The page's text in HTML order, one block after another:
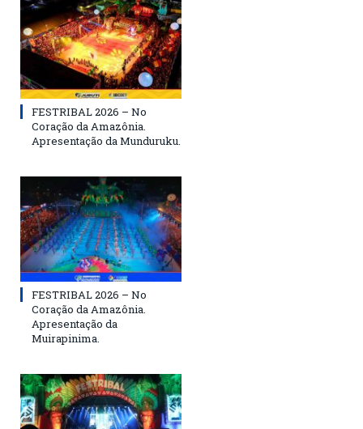
FESTRIBAL 2026 – No
Coração da Amazônia.
Apresentação da Munduruku.
FESTRIBAL 2026 – No
Coração da Amazônia.
Apresentação da
Muirapinima.